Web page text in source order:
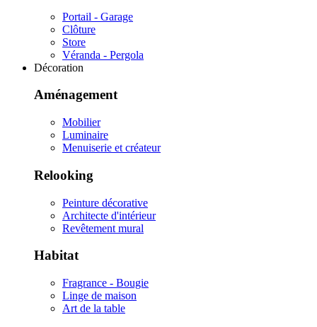
Portail - Garage
Clôture
Store
Véranda - Pergola
Décoration
Aménagement
Mobilier
Luminaire
Menuiserie et créateur
Relooking
Peinture décorative
Architecte d'intérieur
Revêtement mural
Habitat
Fragrance - Bougie
Linge de maison
Art de la table